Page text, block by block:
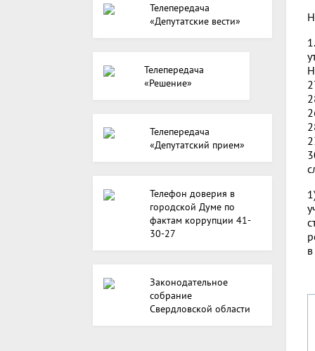
Телепередача
«Депутатские вести»
Телепередача
«Решение»
Телепередача
«Депутатский прием»
Телефон доверия в
городской Думе по
фактам коррупции 41-
30-27
Законодательное
собрание
Свердловской области